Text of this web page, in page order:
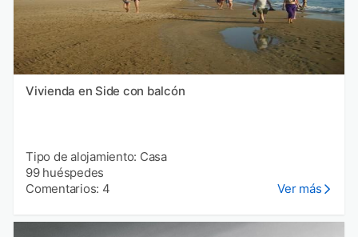
Vivienda en Side con balcón
Tipo de alojamiento: Casa
99 huéspedes
Comentarios: 4
Ver más